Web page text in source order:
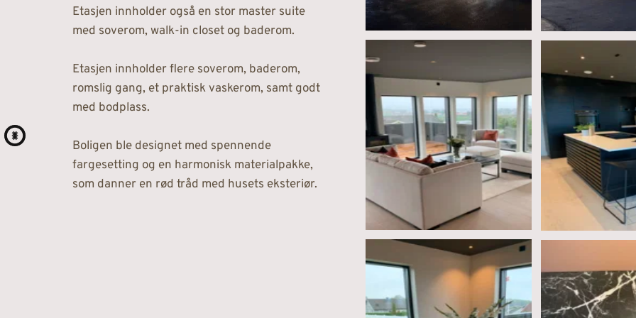
Etasjen innholder også en stor master suite
med soverom, walk-in closet og baderom.
Etasjen innholder flere soverom, baderom,
romslig gang, et praktisk vaskerom, samt godt
med bodplass.
Boligen ble designet med spennende
fargesetting og en harmonisk materialpakke,
som danner en rød tråd med husets eksteriør.